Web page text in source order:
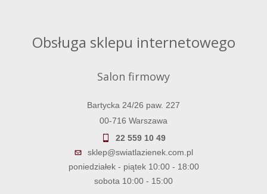
Obsługa sklepu internetowego
Salon firmowy
Bartycka 24/26 paw. 227
00-716 Warszawa
22 559 10 49
sklep@swiatlazienek.com.pl
poniedziałek - piątek 10:00 - 18:00
sobota 10:00 - 15:00